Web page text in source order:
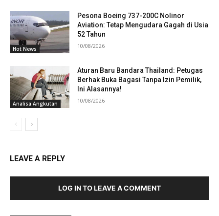
Hot News
Pesona Boeing 737-200C Nolinor
Aviation: Tetap Mengudara Gagah di Usia
52 Tahun
10/08/2026
Analisa Angkutan
Aturan Baru Bandara Thailand: Petugas
Berhak Buka Bagasi Tanpa Izin Pemilik,
Ini Alasannya!
10/08/2026
LEAVE A REPLY
LOG IN TO LEAVE A COMMENT